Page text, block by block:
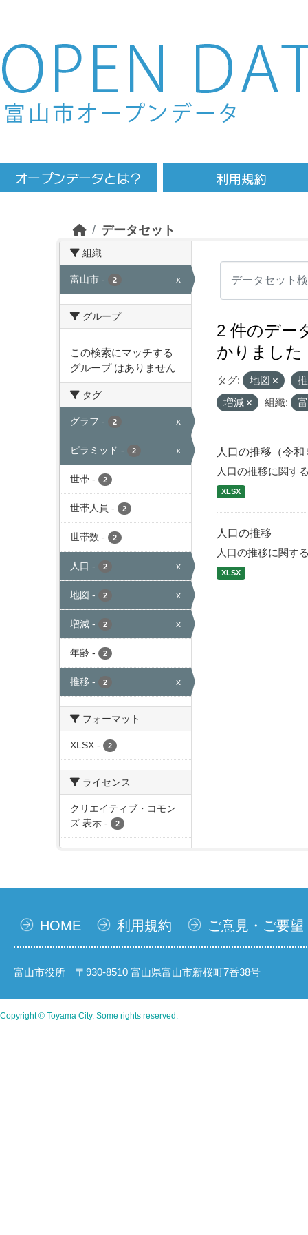
Skip to main content
データセット
組織
富山市 - 2 x
グループ
この検索にマッチする
グループ はありません
タグ
グラフ - 2 x
ピラミッド - 2 x
世帯 - 2
世帯人員 - 2
世帯数 - 2
人口 - 2 x
地図 - 2 x
増減 - 2 x
年齢 - 2
推移 - 2 x
フォーマット
XLSX - 2
ライセンス
クリエイティブ・コモン
ズ 表示 - 2
2 件のデー
かりました
タグ: 地図
増減
組織:
人口の推移（令和
人口の推移に関す
XLSX
人口の推移
人口の推移に関す
XLSX
HOME 利用規約 ご意見・ご要望
富山市役所 〒930-8510 富山県富山市新桜町7番38号
Copyright © Toyama City. Some rights reserved.